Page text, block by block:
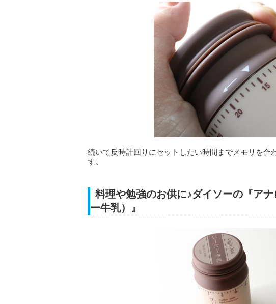
続いて反時計回りにセットしたい時間までメモリを合
す。
料理や勉強のお供に♪ダイソーの『ア
ー牛乳）』